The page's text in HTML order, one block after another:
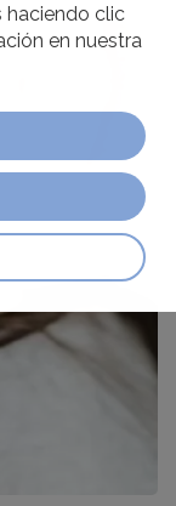
haciendo clic
en nuestra